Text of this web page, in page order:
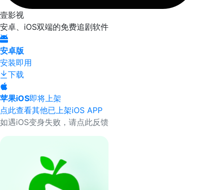
壹影视
安卓、iOS双端的免费追剧软件
安卓版
安装即用
下载
苹果iOS即将上架
点此查看其他已上架iOS APP
如遇iOS变身失败，请点此反馈